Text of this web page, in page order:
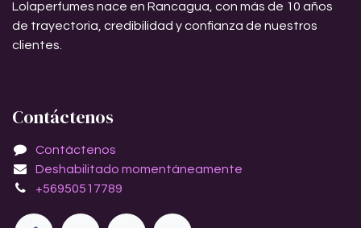
Lolaperfumes nace en Rancagua, con más de 10 años
de trayectoria, credibilidad y confianza de nuestros
clientes.
Contáctenos
Contáctenos
Deshabilitado momentáneamente
+56950517789